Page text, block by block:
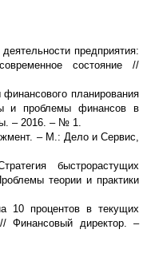
предприятия:
состояние //
планирования
и проблемы финансов в
– 2016. – № 1.
– М.: Дело и Сервис,
быстрорастущих
теории и практики
10 процентов в текущих
Финансовый директор. –